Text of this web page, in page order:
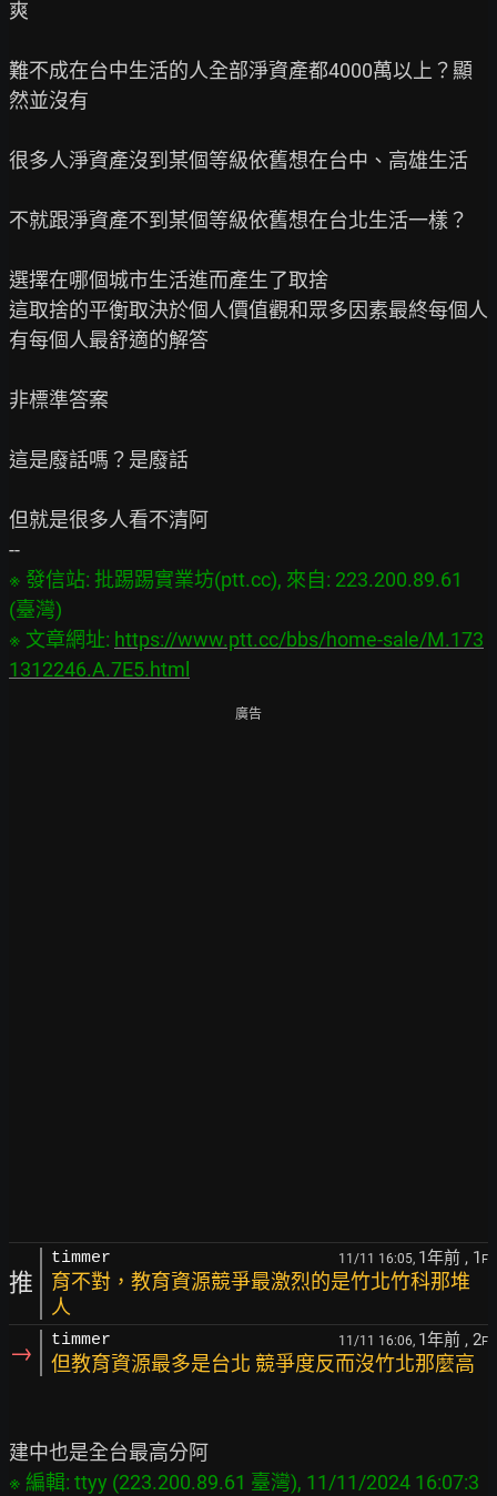
爽
難不成在台中生活的人全部淨資產都4000萬以上？顯
然並沒有
很多人淨資產沒到某個等級依舊想在台中、高雄生活
不就跟淨資產不到某個等級依舊想在台北生活一樣？
選擇在哪個城市生活進而產生了取捨
這取捨的平衡取決於個人價值觀和眾多因素最終每個人
有每個人最舒適的解答
非標準答案
這是廢話嗎？是廢話
但就是很多人看不清阿
※ 發信站: 批踢踢實業坊(ptt.cc), 來自: 223.200.89.61
(臺灣)
※ 文章網址: https://www.ptt.cc/bbs/home-sale/M.173
1312246.A.7E5.html
廣告
推
timmer 11/11 16:05, 1年前 , 1 F
育不對，教育資源競爭最激烈的是竹北竹科那堆
人
→ timmer 11/11 16:06, 1年前 , 2F
但教育資源最多是台北 競爭度反而沒竹北那麼高
※ 編輯: ttyy (223.200.89.61 臺灣), 11/11/2024 16:07:3